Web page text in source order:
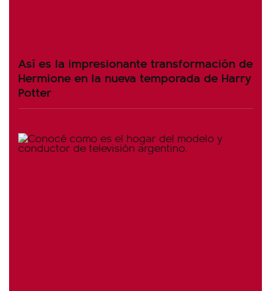
Así es la impresionante transformación de
Hermione en la nueva temporada de Harry
Potter